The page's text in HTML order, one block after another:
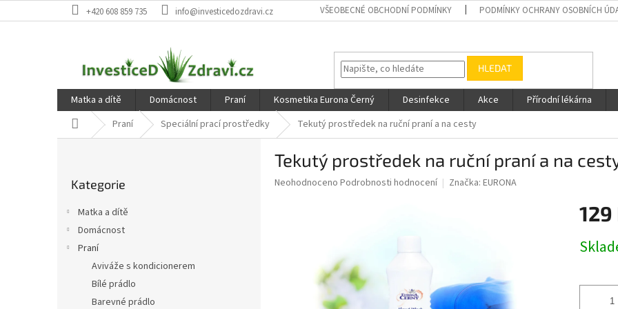
na
+420 608 859 735 info@investicedozdravi.cz VŠEOBECNÉ OBCHODNÍ PODMÍNKY PODMÍNKY OCHRANY OSOBNÍCH
HLEDAT
Matka a dítě Domácnost Praní Kosmetika Eurona Černý Desinfekce Akce Přírodní lékárna
Domů Praní Speciální prací prostředky Tekutý prostředek na ruční praní a na cesty
kategorie
Kategorie
Matka a dítě
Domácnost
Praní
Aviváže s kondicionerem
Bílé prádlo
Barevné prádlo
Tekutý prostředek na ruční praní a na
Průměrné
Neohodnoceno Podrobnosti hodnocení Značka: EURONA
129
cena: